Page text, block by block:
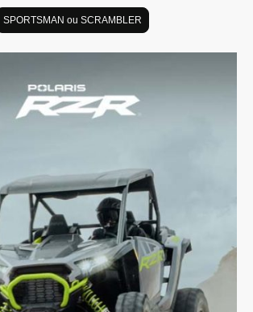
SPORTSMAN ou SCRAMBLER